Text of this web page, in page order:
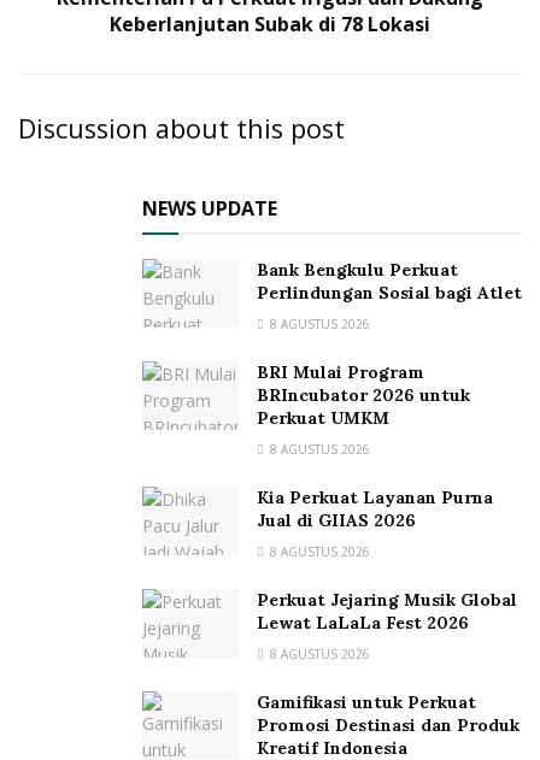
Keberlanjutan Subak di 78 Lokasi
Discussion about this post
NEWS UPDATE
Bank Bengkulu Perkuat
Perlindungan Sosial bagi Atlet
8 AGUSTUS 2026
BRI Mulai Program
BRIncubator 2026 untuk
Perkuat UMKM
8 AGUSTUS 2026
Kia Perkuat Layanan Purna
Jual di GIIAS 2026
8 AGUSTUS 2026
Perkuat Jejaring Musik Global
Lewat LaLaLa Fest 2026
8 AGUSTUS 2026
Gamifikasi untuk Perkuat
Promosi Destinasi dan Produk
Kreatif Indonesia